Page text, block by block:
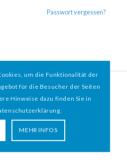
Passwort vergessen?
e.V. | WEBDESIGN BY WEBIGAMI
um die Funktionalität der
für die Besucher der Seiten
Hinweise dazu finden Sie in
MEHR INFOS